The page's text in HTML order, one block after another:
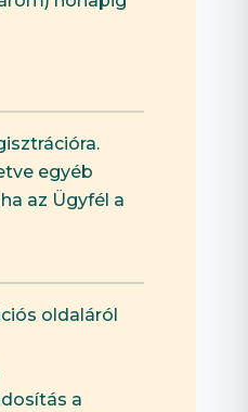
egyéb
az Ügyfél a
oldaláról
a